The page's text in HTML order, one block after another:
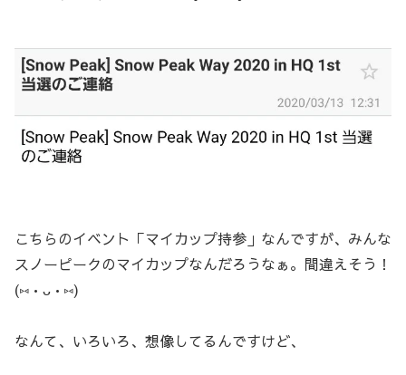
こちらのイベント「マイカップ持参」なんですが、みんな
スノーピークのマイカップなんだろうなぁ。間違えそう！
(⑅•ᴗ•⑅)
なんて、いろいろ、想像してるんですけど、